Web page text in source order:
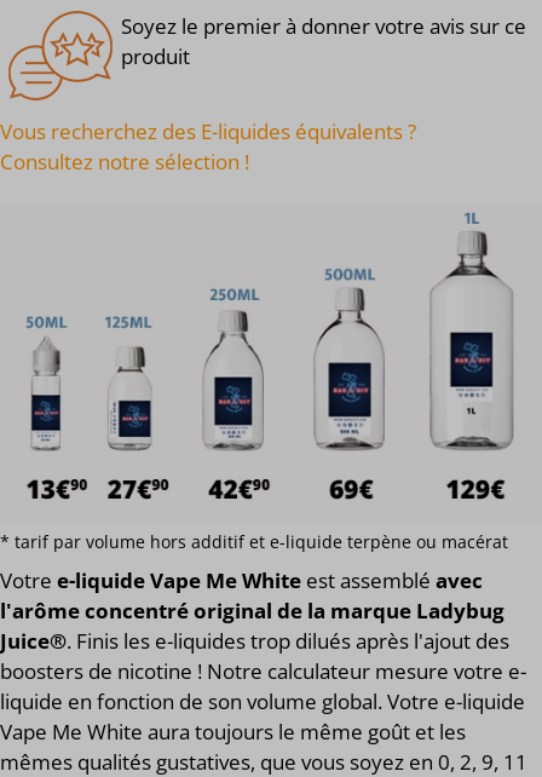
* tarif par volume hors additif et e-liquide terpène ou macérat
Votre e-liquide Vape Me White est assemblé avec
l'arôme concentré original de la marque Ladybug
Juice®. Finis les e-liquides trop dilués après l'ajout des
boosters de nicotine ! Notre calculateur mesure votre e-
liquide en fonction de son volume global. Votre e-liquide
Vape Me White aura toujours le même goût et les
mêmes qualités gustatives, que vous soyez en 0, 2, 9, 11
Soyez le premier à donner votre avis sur ce
produit
Vous recherchez des E-liquides équivalents ?
Consultez notre sélection !